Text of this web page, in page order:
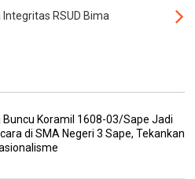
RSUD Bima
Buncu Koramil 1608-03/Sape Jadi
di SMA Negeri 3 Sape, Tekankan